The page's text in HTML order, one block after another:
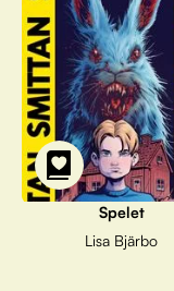
Spelet
Lisa Bjärbo